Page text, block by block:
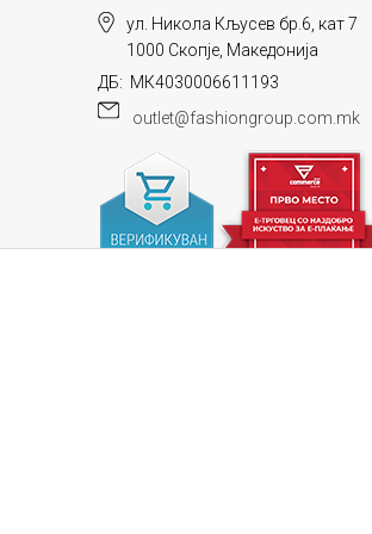
ИСПРАТИ
ул. Никола Кљусев бр.6, кат 7
1000 Скопје, Македонија
ДБ: МК4030006611193
outlet@fashiongroup.com.mk
Сите
гарантираме
производот.